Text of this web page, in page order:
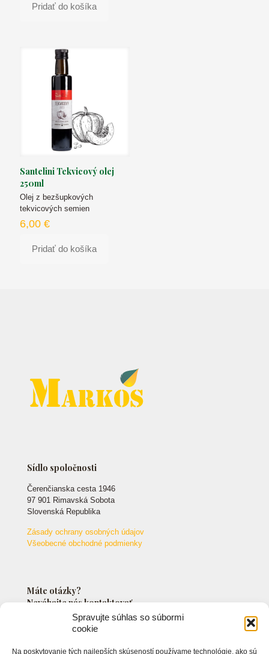
Spravujte súhlas so súbormi
cookie
Na poskytovanie tých najlepších skúseností používame technológie, ako sú
Pridať do košíka
Santelini Tekvicový olej
250ml
Olej z bezšupkových
tekvicových semien
6,00 €
Pridať do košíka
Sídlo spoločnosti
Čerenčianska cesta 1946
97 901 Rimavská Sobota
Slovenská Republika
Zásady ochrany osobných údajov
Všeobecné obchodné podmienky
Máte otázky?
Neváhajte nás kontaktovať.
+421 903 549 042